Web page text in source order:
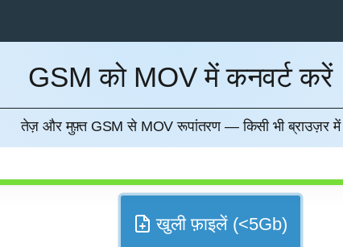
GSM को MOV में कनवर्ट करें
तेज़ और मुफ़्त GSM से MOV रूपांतरण — किसी भी ब्राउज़र में
खुली फ़ाइलें (<5Gb)